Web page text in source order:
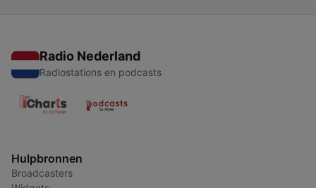
Radio Nederland
Radiostations en podcasts
Hulpbronnen
Broadcasters